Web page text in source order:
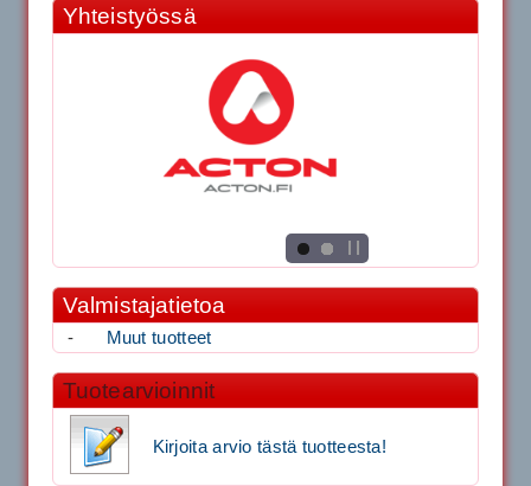
Yhteistyössä
Valmistajatietoa
- Muut tuotteet
Tuotearvioinnit
Kirjoita arvio tästä tuotteesta!